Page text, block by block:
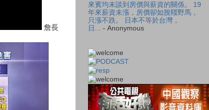
詹長
來賓均未談到房價與薪資的關係。 19
年來薪資未漲，房價卻如脫韁野馬，
只漲不跌。 日本不等於台灣，
日...
- Anonymous